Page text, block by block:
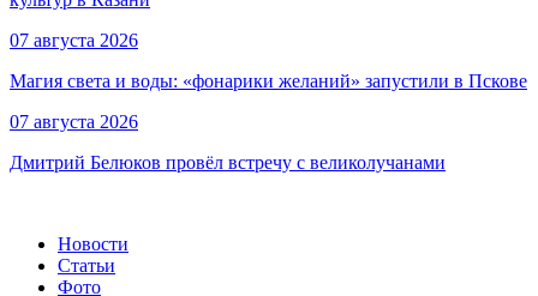
07 августа 2026
Магия света и воды: «фонарики желаний» запустили в Пскове
07 августа 2026
Дмитрий Белюков провёл встречу с великолучанами
Новости
Статьи
Фото